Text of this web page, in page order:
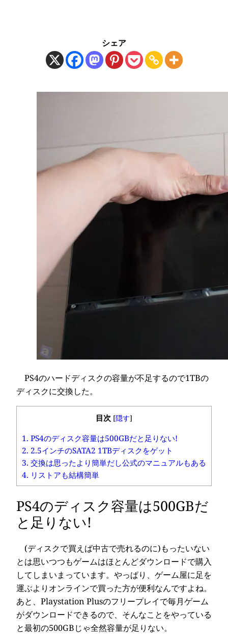
シェア
PS4のハードディスクの容量が不足するので1TBの
ディスクに交換した。
目次 [隠す]
1. PS4のディスク容量は500GBだと足りない!
2. 2.5インチのSATA2 1TBディスクをゲット
3. 交換は思ったより簡単だし公式のマニュアルもある
4. リストアも結構簡単
PS4のディスク容量は500GBだ
と足りない!
(ディスクで買えば中古で売れるのに)もったいない
とは思いつつもゲームはほとんどダウンロードで購入
してしまいまっています。やっぱり、ゲーム屋に足を
運ぶよりオンラインで買った方が便利なんですよね。
あと、Playstation Plusのフリープレイで毎月ゲーム
がダウンロードできるので、そんなことをやっている
と最初の500GBじゃ全然容量が足りない。